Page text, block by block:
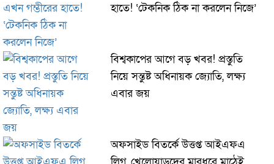
হাতে! ‘টেকনিক ঠিক না করলেন নিজে’
বিশ্বকাপের আগে বড় খবর! প্রস্তুতি
নিয়ে সন্তুষ্ট অধিনায়ক জ্যোতি, লক্ষ্য
এবার জয়
অফসাইড বিতর্কে উত্তপ্ত আইএফএ